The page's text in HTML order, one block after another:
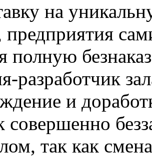
на
предприятия
полную
разработчик
и
совершенно
так как